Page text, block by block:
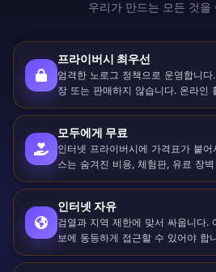
우리가 만드는 모든 것을
프라이버시 최우선
엄격한 노로그 정책으로 운영합니
장 또는 판매하지 않습니다. 온라인
니다.
모두에게 무료
인터넷 프라이버시에 가격표가 붙
스는 숨겨진 비용, 체험판, 유료 장
다.
인터넷 자유
검열과 지역 제한에 맞서 싸웁니다.
보에 동등하게 접근할 수 있어야 합